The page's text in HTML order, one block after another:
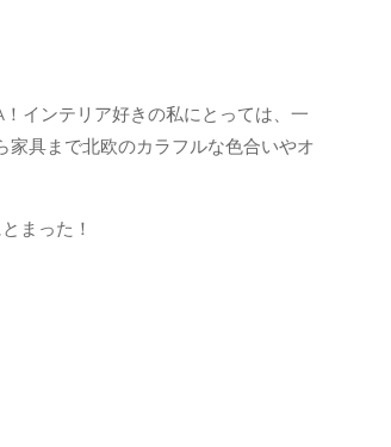
インテリア好きの私にとっては、一
家具まで北欧のカラフルな色合いやオ
まった！